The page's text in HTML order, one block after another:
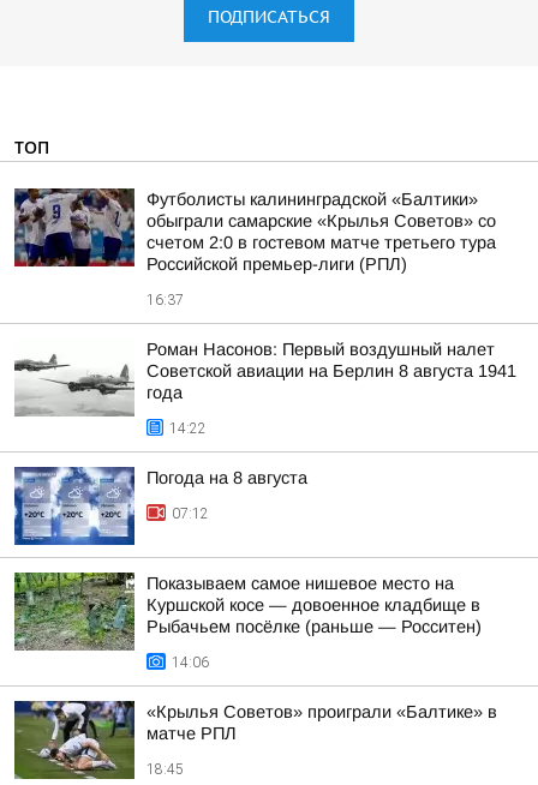
ПОДПИСАТЬСЯ
ТОП
Футболисты калининградской «Балтики»
обыграли самарские «Крылья Советов» со
счетом 2:0 в гостевом матче третьего тура
Российской премьер-лиги (РПЛ)
16:37
Роман Насонов: Первый воздушный налет
Советской авиации на Берлин 8 августа 1941
года
14:22
Погода на 8 августа
07:12
Показываем самое нишевое место на
Куршской косе — довоенное кладбище в
Рыбачьем посёлке (раньше — Росситен)
14:06
«Крылья Советов» проиграли «Балтике» в
матче РПЛ
18:45